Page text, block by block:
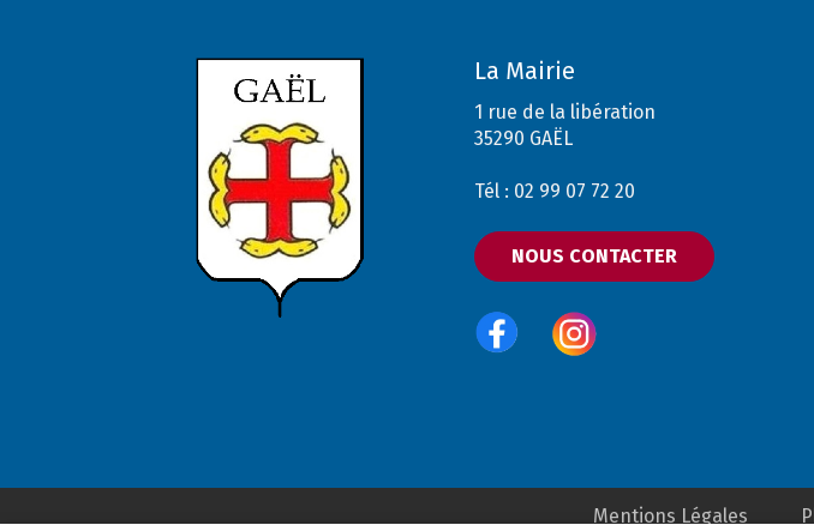
La Mairie
1 rue de la libération
35290 GAËL
Tél : 02 99 07 72 20
NOUS CONTACTER
Mentions Légales